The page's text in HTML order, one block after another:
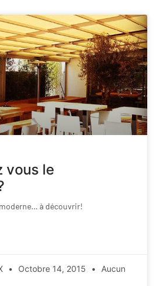
vous le
à découvrir!
Octobre 14, 2015
Aucun